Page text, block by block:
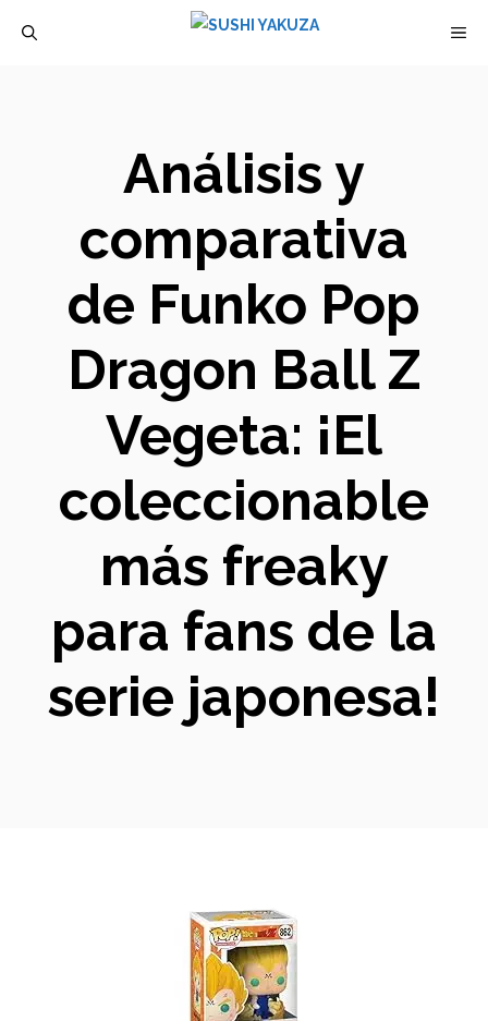
Análisis y
comparativa
de Funko Pop
Dragon Ball Z
Vegeta: ¡El
coleccionable
más freaky
para fans de la
serie japonesa!